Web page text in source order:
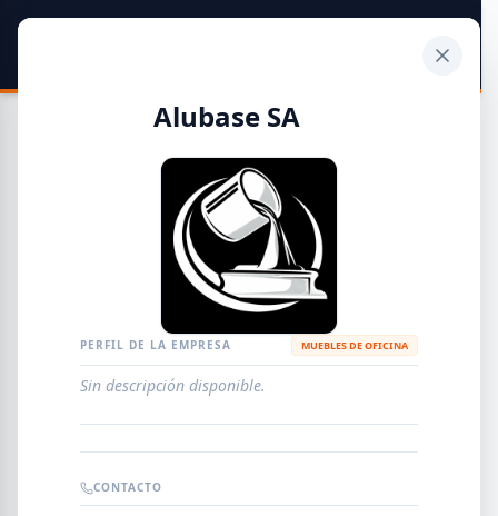
Guía de Empresas Metalúrgicas y Siderúrgicas
METALÚRGICAS
EMPRESAS AGREGAR EMPRESA
Error al cargar empresas.
Alubase SA
PERFIL DE LA EMPRESA MUEBLES DE OFICINA
Sin descripción disponible.
CONTACTO